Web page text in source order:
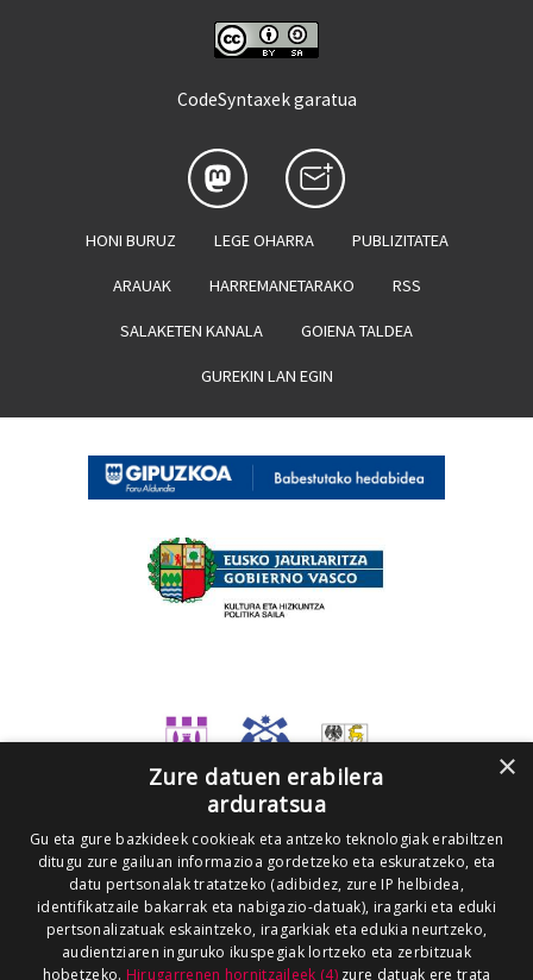
CodeSyntaxek garatua
HONI BURUZ LEGE OHARRA PUBLIZITATEA
ARAUAK HARREMANETARAKO RSS
SALAKETEN KANALA GOIENA TALDEA
GUREKIN LAN EGIN
×
Zure datuen erabilera
arduratsua
Gu eta gure bazkideek cookieak eta antzeko teknologiak erabiltzen
ditugu zure gailuan informazioa gordetzeko eta eskuratzeko, eta
datu pertsonalak tratatzeko (adibidez, zure IP helbidea,
identifikatzaile bakarrak eta nabigazio-datuak), iragarki eta eduki
pertsonalizatuak eskaintzeko, iragarkiak eta edukia neurtzeko,
audientziaren inguruko ikuspegiak lortzeko eta zerbitzuak
hobetzeko. Hirugarrenen hornitzaileek (4)zure datuak ere trata